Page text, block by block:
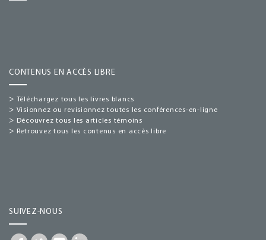
CONTENUS EN ACCÈS LIBRE
> Téléchargez tous les livres blancs
> Visionnez ou revisionnez toutes les conférences-en-ligne
> Découvrez tous les articles témoins
> Retrouvez tous les contenus en accès libre
SUIVEZ-NOUS